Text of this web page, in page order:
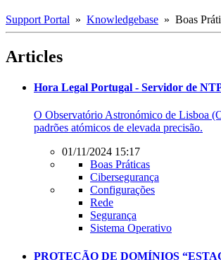
Support Portal » Knowledgebase » Boas
Articles
Hora Legal Portugal - Servidor de
O Observatório Astronómico de Lisboa
padrões atómicos de elevada precisão.
01/11/2024 15:17
Boas Práticas
Cibersegurança
Configurações
Rede
Segurança
Sistema Operativo
PROTEÇÃO DE DOMÍNIOS